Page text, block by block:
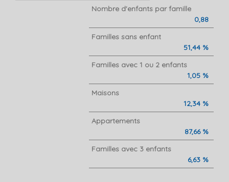
Nombre d'enfants par famille
0,88
Familles sans enfant
51,44 %
Familles avec 1 ou 2 enfants
1,05 %
Maisons
12,34 %
Appartements
87,66 %
Familles avec 3 enfants
6,63 %